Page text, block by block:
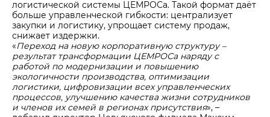
логистической системы ЦЕМРОСа. Такой формат даёт
больше управленческой гибкости: централизует
закупки и логистику, упрощает систему продаж,
снижает издержки.
«Переход на новую корпоративную структуру –
результат трансформации ЦЕМРОСа наряду с
работой по модернизации и повышению
экологичности производства, оптимизации
логистики, цифровизации всех управленческих
процессов, улучшению качества жизни сотрудников
и членов их семей в регионах присутствия», –
Контакты для СМИ
Служба доверия